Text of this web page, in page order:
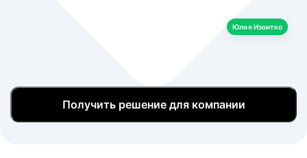
Юлия Изоитко
Получить решение для компании